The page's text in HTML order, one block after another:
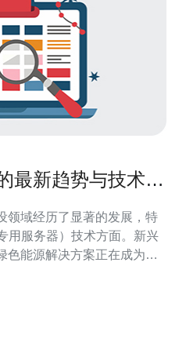
最新趋势与技术分
领域经历了显著的发展，特
用服务器）技术方面。新兴
色能源解决方案正在成为主
供商。在这方面，德讯电